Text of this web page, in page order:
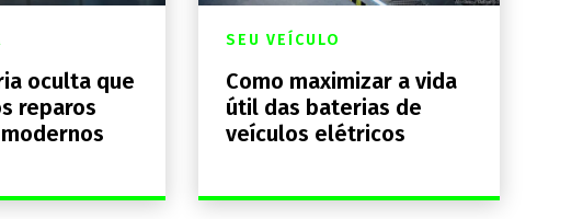
oculta que
reparos
SEU VEÍCULO
Como maximizar a vida
útil das baterias de
veículos elétricos